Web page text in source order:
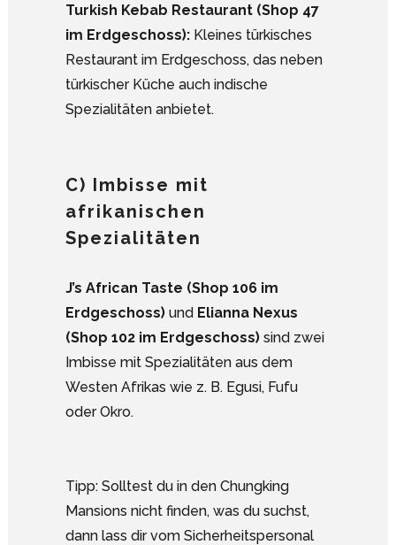
Turkish Kebab Restaurant (Shop 47
im Erdgeschoss): Kleines türkisches
Restaurant im Erdgeschoss, das neben
türkischer Küche auch indische
Spezialitäten anbietet.
C) Imbisse mit
afrikanischen
Spezialitäten
J’s African Taste (Shop 106 im
Erdgeschoss) und Elianna Nexus
(Shop 102 im Erdgeschoss) sind zwei
Imbisse mit Spezialitäten aus dem
Westen Afrikas wie z. B. Egusi, Fufu
oder Okro.
Tipp: Solltest du in den Chungking
Mansions nicht finden, was du suchst,
dann lass dir vom Sicherheitspersonal